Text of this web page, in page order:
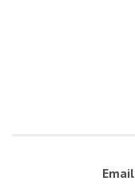
Email